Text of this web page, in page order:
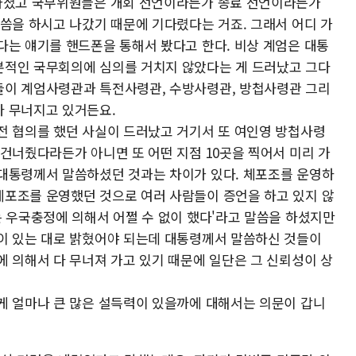
을 하시고 나갔기 때문에 기다렸다는 거죠. 그래서 어디 가
얘기를 핸드폰을 통해서 봤다고 한다. 비상 계엄은 대통
인 국무회의에 심의를 거치지 않았다는 게 드러났고 그다
계엄사령관과 특전사령관, 수방사령관, 방첩사령관 그리
무너지고 있거든요.
협의를 했던 사실이 드러났고 거기서 또 여인영 방첩사령
너줬다라든가 아니면 또 어떤 지점 10곳을 찍어서 미리 가
령께서 말씀하셨던 것과는 차이가 있다. 체포조를 운영하
조를 운영했던 것으로 여러 사람들이 증언을 하고 있지 않
국충정에 의해서 어쩔 수 없이 했다'라고 말씀을 하셨지만
있는 대로 밝혔어야 되는데 대통령께서 말씀하신 것들이
의해서 다 무너져 가고 있기 때문에 일단은 그 신뢰성이 상
얼마나 큰 많은 설득력이 있을까에 대해서는 의문이 갑니